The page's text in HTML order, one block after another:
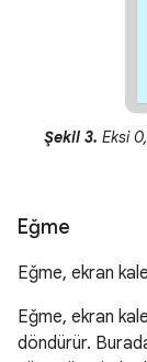
Şekil 3. Eksi
Eğme
Eğme, ekran
Eğme, ekran
döndürür.